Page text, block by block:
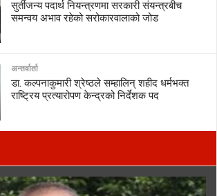
सुर्तीजन्य पदार्थ नियन्त्रणमा सरकारी संयन्त्रबीच
समन्वय अभाव रहेको सरोकारवालाको जोड
अन्तर्वार्ता
डा. कल्पनाकुमारी श्रेष्ठले सम्हालिन् शहीद धर्मभक्त
राष्ट्रिय प्रत्यारोपण केन्द्रको निर्देशक पद